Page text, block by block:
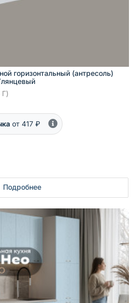
горизонтальный (антресоль)
от 417 ₽
Подробнее